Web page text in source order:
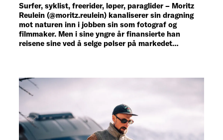
Surfer, syklist, freerider, løper, paraglider – Moritz
Reulein (@moritz.reulein) kanaliserer sin dragning
mot naturen inn i jobben sin som fotograf og
filmmaker. Men i sine yngre år finansierte han
reisene sine ved å selge pølser på markedet…